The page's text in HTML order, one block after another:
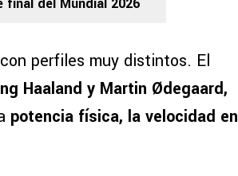
final del Mundial 2026
perfiles muy distintos. El
Haaland y Martin Ødegaard,
potencia física, la velocidad en